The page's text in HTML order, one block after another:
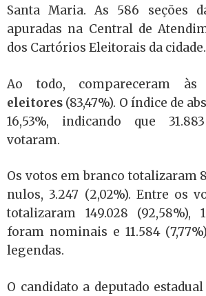
Santa Maria. As 586 seções
apuradas na Central de
dos Cartórios Eleitorais da cidade.
Ao todo, compareceram
eleitores (83,47%). O índice de
16,53%, indicando que
votaram.
Os votos em branco totalizaram
nulos, 3.247 (2,02%). Entre os
totalizaram 149.028 (92,58%),
foram nominais e 11.584
legendas.
O candidato a deputado